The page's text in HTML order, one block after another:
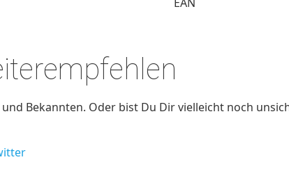
Bekannten. Oder bist Du Dir vielleicht noch